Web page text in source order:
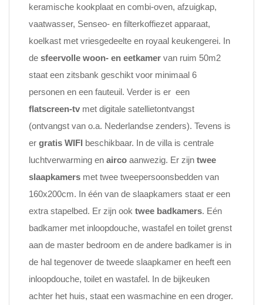
keramische kookplaat en combi-oven, afzuigkap,
vaatwasser, Senseo- en filterkoffiezet apparaat,
koelkast met vriesgedeelte en royaal keukengerei. In
de sfeervolle woon- en eetkamer van ruim 50m2
staat een zitsbank geschikt voor minimaal 6
personen en een fauteuil. Verder is er een
flatscreen-tv met digitale satellietontvangst
(ontvangst van o.a. Nederlandse zenders). Tevens is
er gratis WIFI beschikbaar. In de villa is centrale
luchtverwarming en airco aanwezig. Er zijn twee
slaapkamers met twee tweepersoonsbedden van
160x200cm. In één van de slaapkamers staat er een
extra stapelbed. Er zijn ook twee badkamers. Eén
badkamer met inloopdouche, wastafel en toilet grenst
aan de master bedroom en de andere badkamer is in
de hal tegenover de tweede slaapkamer en heeft een
inloopdouche, toilet en wastafel. In de bijkeuken
achter het huis, staat een wasmachine en een droger.